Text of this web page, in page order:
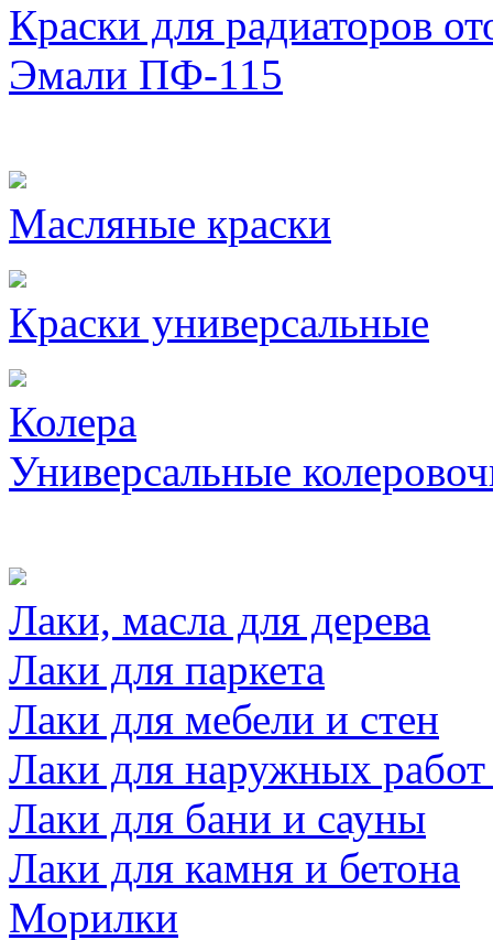
Краски для радиаторов
Эмали ПФ-115
Масляные краски
Краски универсальные
Колера
Универсальные
Лаки, масла для дерева
Лаки для паркета
Лаки для мебели и стен
Лаки для наружных
Лаки для бани и сауны
Лаки для камня и бетона
Морилки